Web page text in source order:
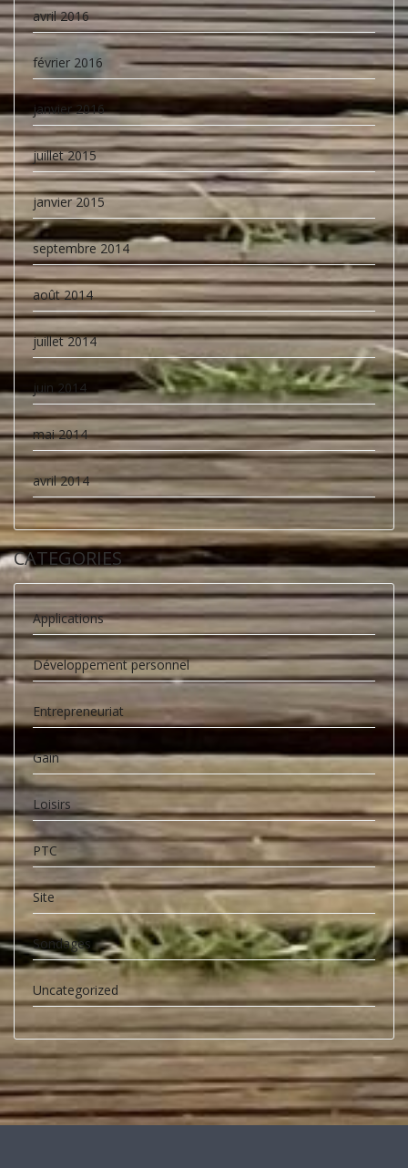
avril 2016
février 2016
janvier 2016
juillet 2015
janvier 2015
septembre 2014
août 2014
juillet 2014
juin 2014
mai 2014
avril 2014
CATEGORIES
Applications
Développement personnel
Entrepreneuriat
Gain
Loisirs
PTC
Site
Sondages
Uncategorized